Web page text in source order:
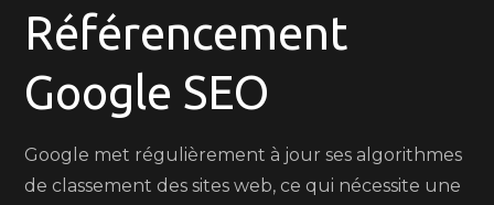
Référencement
Google SEO
Google met régulièrement à jour ses algorithmes
de classement des sites web, ce qui nécessite une